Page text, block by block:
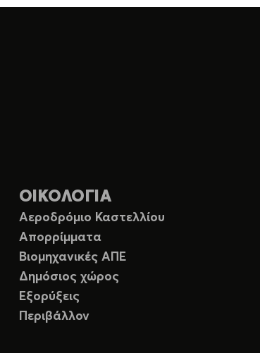
ΟΙΚΟΛΟΓΙΑ
Αεροδρόμιο Καστελλίου
Απορρίμματα
Βιομηχανικές ΑΠΕ
Δημόσιος χώρος
Εξορύξεις
Περιβάλλον